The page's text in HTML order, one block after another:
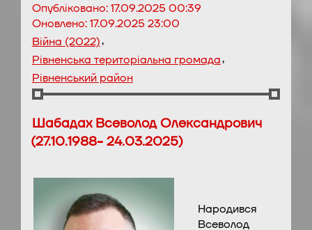
Опубліковано:17.09.2025 00:39
Оновлено:17.09.2025 23:00
Війна (2022),
Рівненська територіальна громада,
Рівненський район
Шабадах Всеволод Олександрович
(27.10.1988- 24.03.2025)
Народився
Всеволод